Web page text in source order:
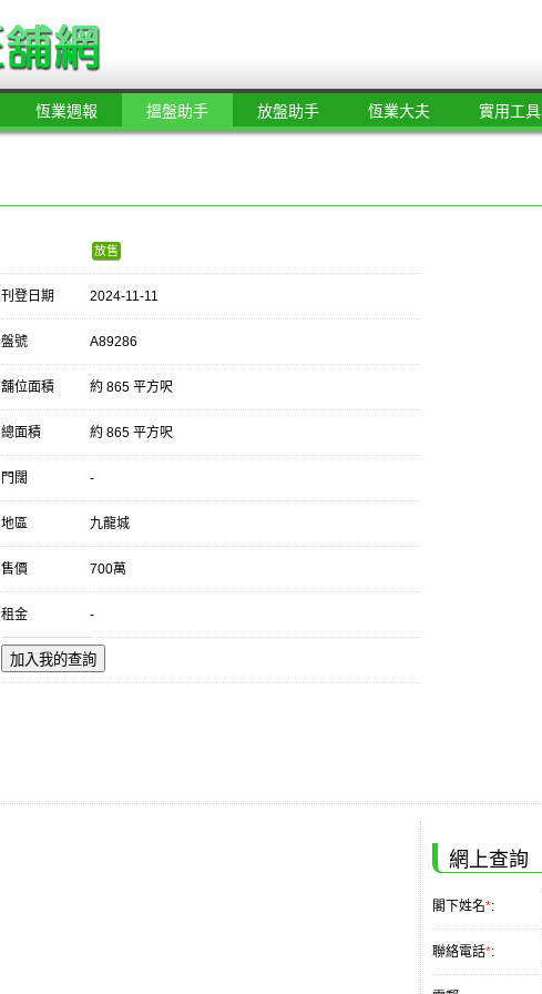
恆業週報 搵盤助手 放盤助手 恆業大夫 實用工具
放售
刊登日期 2024-11-11
盤號 A89286
舖位面積 約 865 平方呎
總面積 約 865 平方呎
門闊 -
地區 九龍城
售價 700萬
租金 -
加入我的查詢
網上查詢
閣下姓名*:
聯絡電話*: